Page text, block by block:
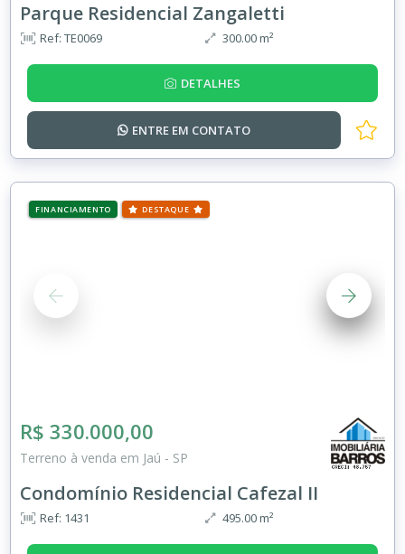
Parque Residencial Zangaletti
Ref: TE0069 300.00 m²
DETALHES
ENTRE EM CONTATO
FINANCIAMENTO DESTAQUE
R$ 330.000,00
Terreno à venda em Jaú - SP
Condomínio Residencial Cafezal II
Ref: 1431 495.00 m²